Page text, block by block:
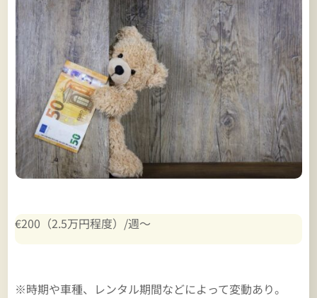
€200（2.5万円程度）/週～
※時期や車種、レンタル期間などによって変動あり。